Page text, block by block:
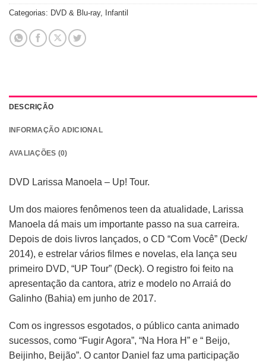
Categorias: DVD & Blu-ray, Infantil
DESCRIÇÃO
INFORMAÇÃO ADICIONAL
AVALIAÇÕES (0)
DVD Larissa Manoela – Up! Tour.
Um dos maiores fenômenos teen da atualidade, Larissa
Manoela dá mais um importante passo na sua carreira.
Depois de dois livros lançados, o CD “Com Você” (Deck/
2014), e estrelar vários filmes e novelas, ela lança seu
primeiro DVD, “UP Tour” (Deck). O registro foi feito na
apresentação da cantora, atriz e modelo no Arraiá do
Galinho (Bahia) em junho de 2017.
Com os ingressos esgotados, o público canta animado
sucessos, como “Fugir Agora”, “Na Hora H” e “ Beijo,
Beijinho, Beijão”. O cantor Daniel faz uma participação